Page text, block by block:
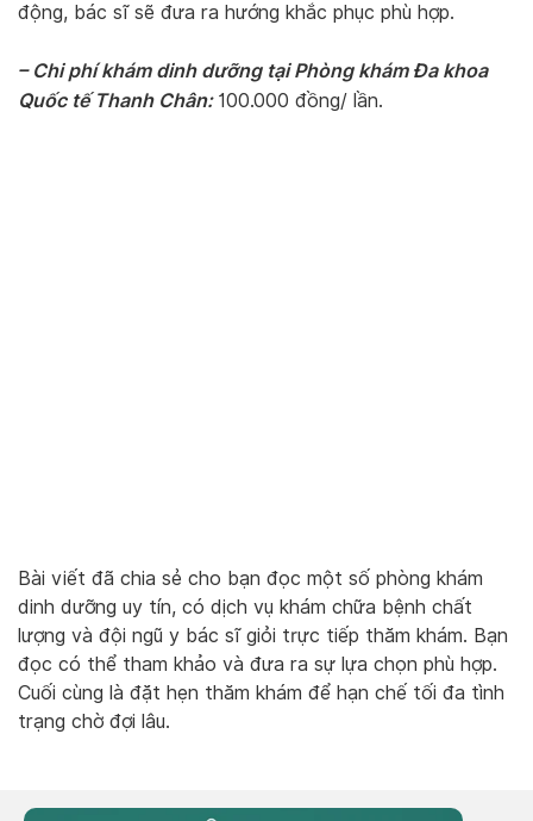
động, bác sĩ sẽ đưa ra hướng khắc phục phù hợp.
– Chi phí khám dinh dưỡng tại Phòng khám Đa khoa
Quốc tế Thanh Chân: 100.000 đồng/ lần.
Bài viết đã chia sẻ cho bạn đọc một số phòng khám
dinh dưỡng uy tín, có dịch vụ khám chữa bệnh chất
lượng và đội ngũ y bác sĩ giỏi trực tiếp thăm khám. Bạn
đọc có thể tham khảo và đưa ra sự lựa chọn phù hợp.
Cuối cùng là đặt hẹn thăm khám để hạn chế tối đa tình
trạng chờ đợi lâu.